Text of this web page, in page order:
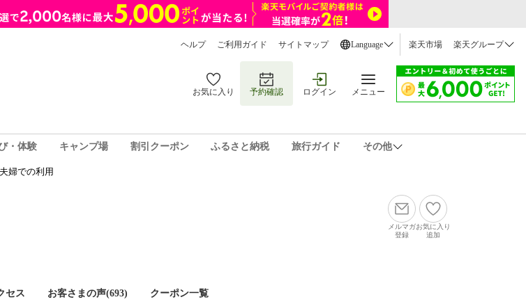
ヘルプ ご利用ガイド サイトマップ Language 楽天市場 楽天グループ
お気に入り 予約確認 ログイン メニュー
・体験 キャンプ場 割引クーポン ふるさと納税 旅行ガイド その他
婦での利用
メルマガ
登録
お気に入り
追加
セス お客さまの声(693) クーポン一覧